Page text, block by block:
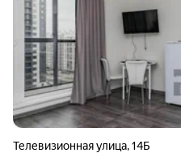
Телевизионная улица,14Б